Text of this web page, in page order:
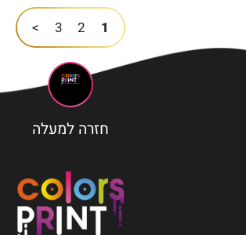
1
2
3
>
חזרה למעלה